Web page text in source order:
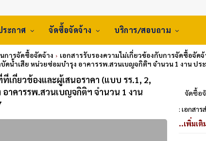
ะกาศ จัดซื้อจัดจ้าง บริการ/สอบถาม
นการจัดซื้อจัดจ้าง
เอกสารรับรองความไม่เกี่ยวข้องกับการจัดซื้อจัด
ดน้ำเสีย หน่วยซ่อมบำรุง อาคารรพ.สวนเบญจกิติฯ จำนวน 1 งาน ปร
เกี่ยวข้องและผู้เสนอราคา (แบบ รร.1, 2,
าคารรพ.สวนเบญจกิติฯ จำนวน 1 งาน
จัดซื้อจั
: เอกสาร
..เพิ่มเติ